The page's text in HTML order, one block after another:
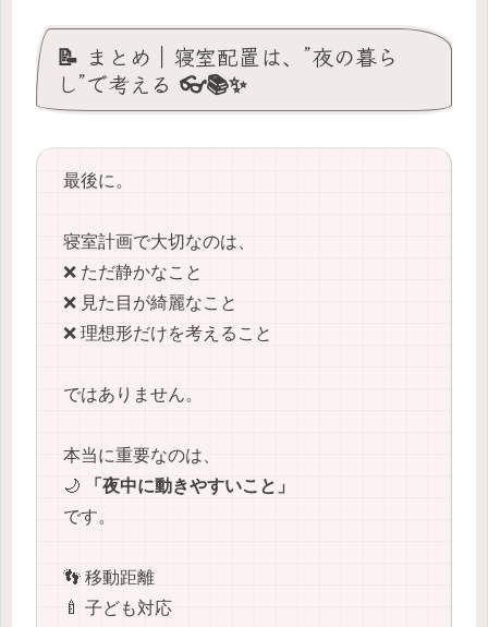
📝 まとめ｜寝室配置は、”夜の暮ら
し”で考える 👓📚✨
最後に。
寝室計画で大切なのは、
❌ ただ静かなこと
❌ 見た目が綺麗なこと
❌ 理想形だけを考えること
ではありません。
本当に重要なのは、
🌙
「夜中に動きやすいこと」
です。
👣 移動距離
🍼 子ども対応